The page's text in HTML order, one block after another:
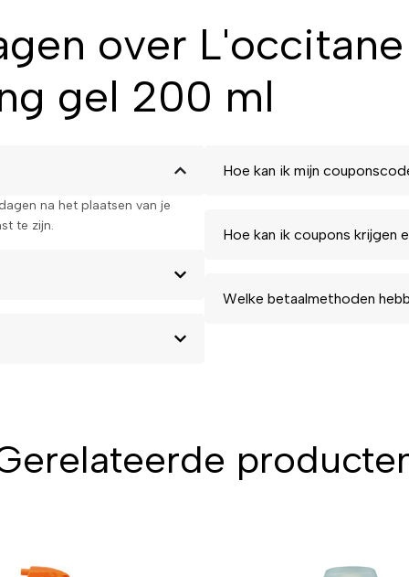
over
gel 200 ml
na het plaatsen van je
te zijn.
Hoe kan ik mijn
Hoe kan ik coupons krijgen
Welke betaalmethoden